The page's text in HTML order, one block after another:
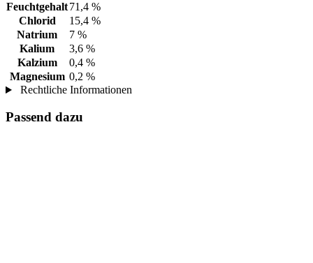
Feuchtgehalt71,4 %
Chlorid
15,4 %
Natrium
7 %
Kalium
3,6 %
Kalzium
0,4 %
Magnesium 0,2 %
Rechtliche Informationen
Passend dazu